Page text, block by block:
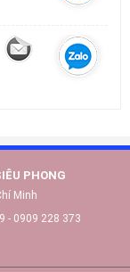
PHONG
Minh
- 0909 228 373